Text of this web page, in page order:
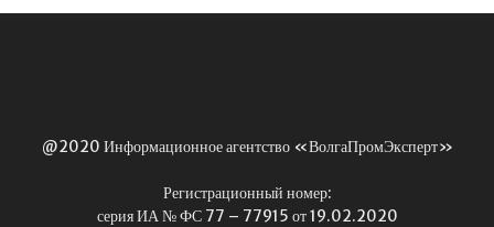
@2020 Информационное агентство «ВолгаПромЭксперт»
Регистрационный номер:
серия ИА № ФС 77 – 77915 от 19.02.2020